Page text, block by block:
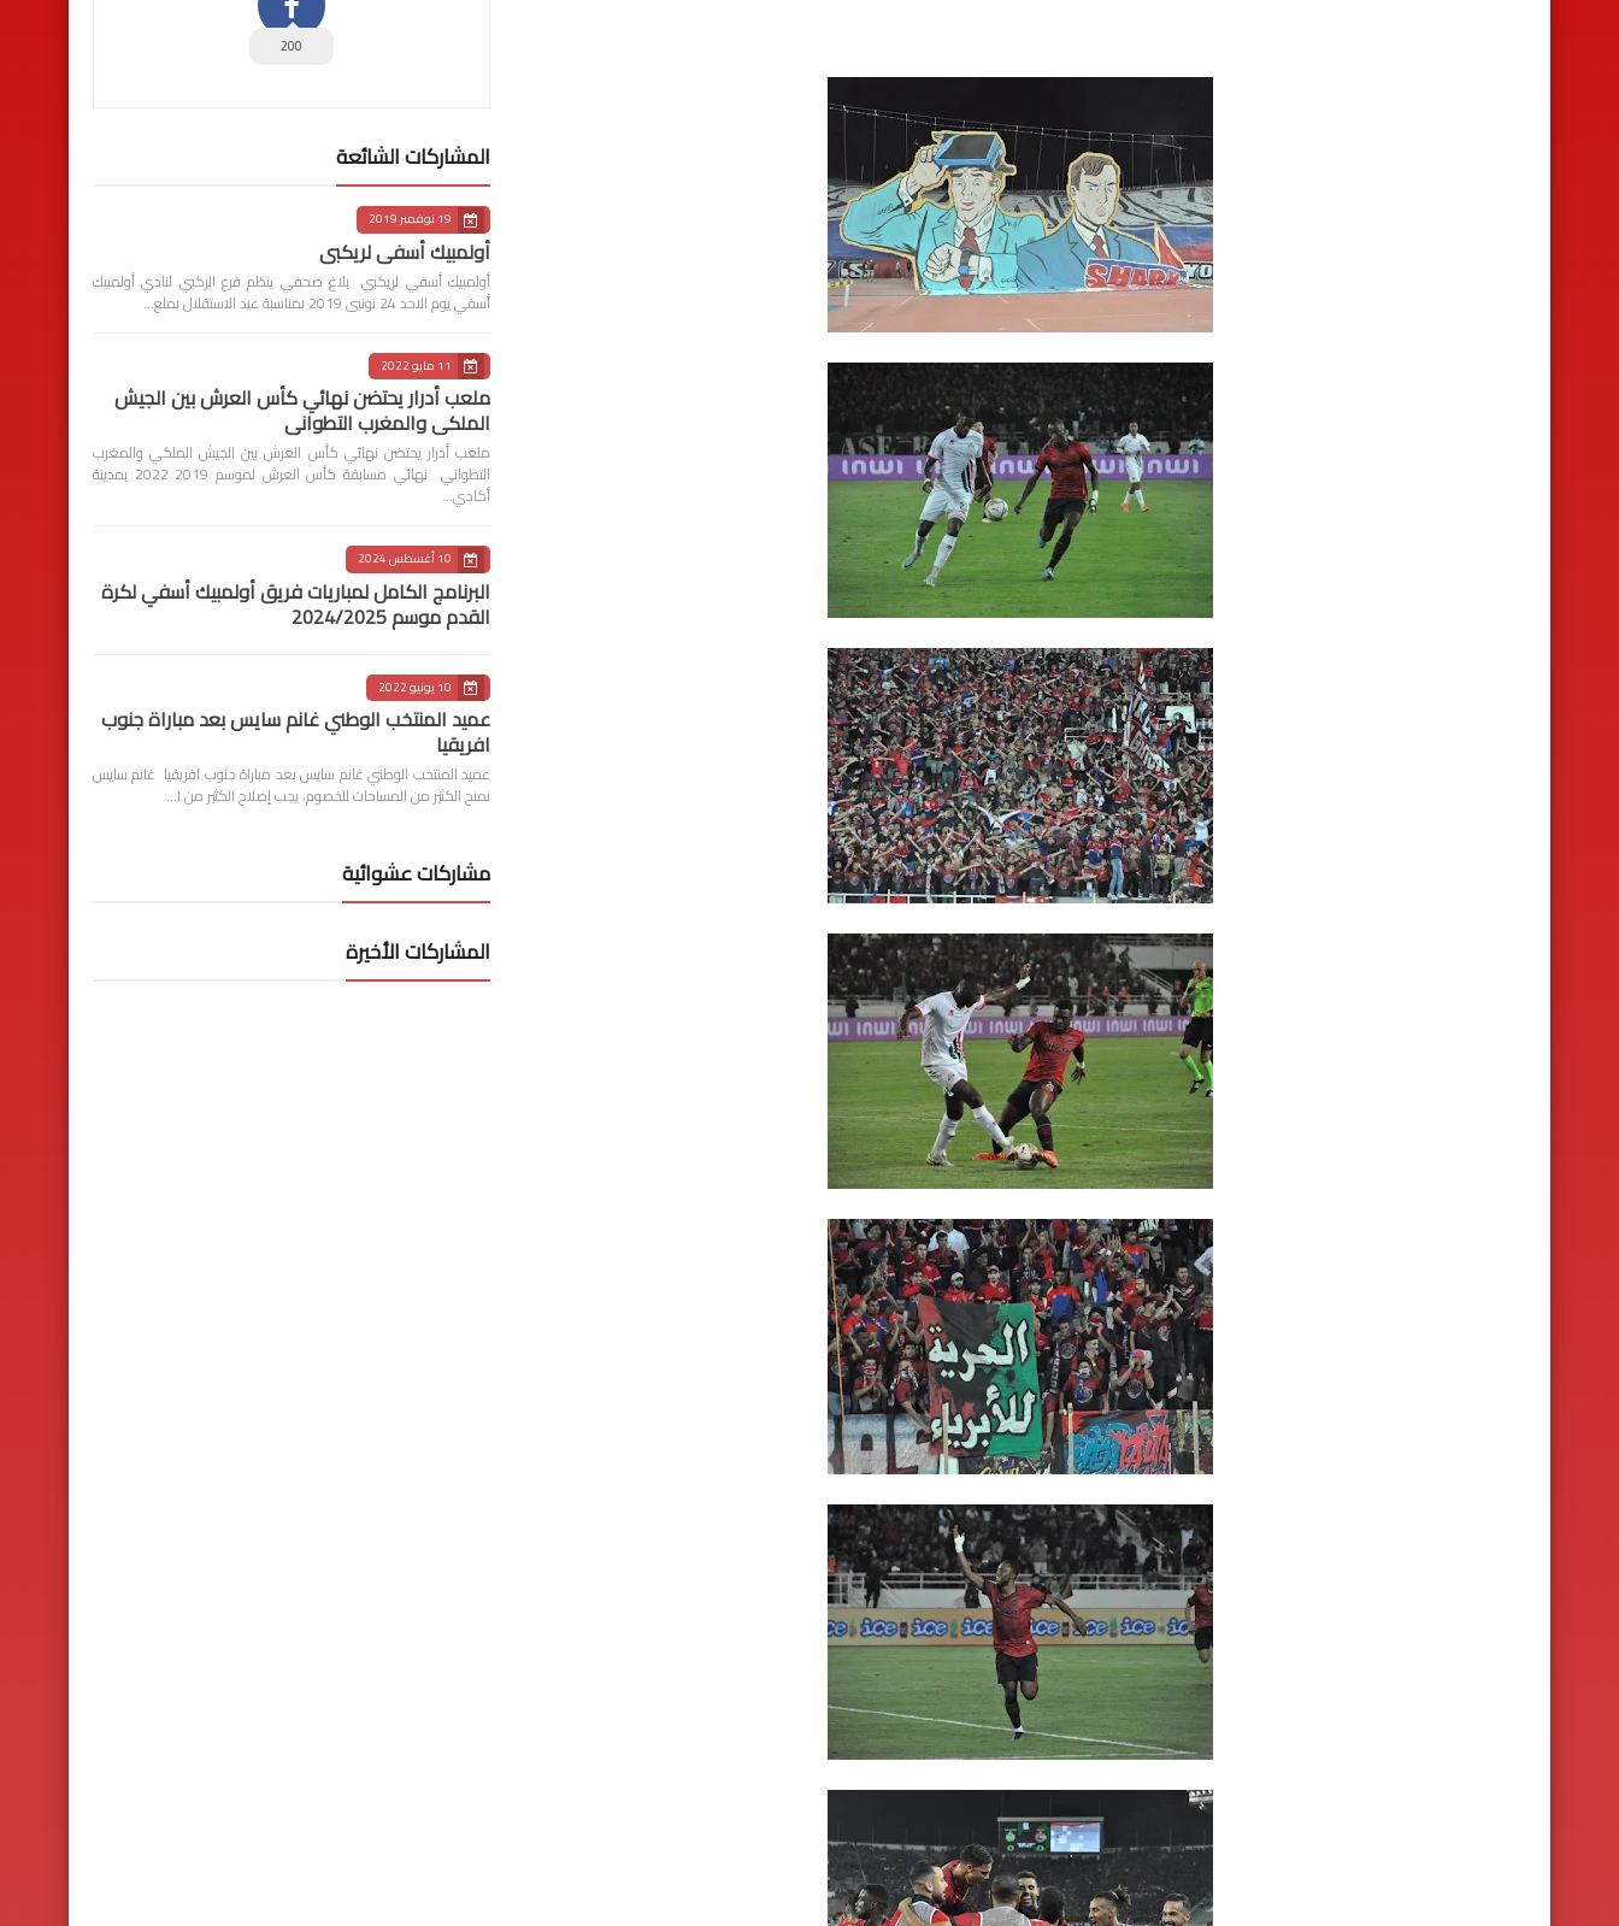
200
المشاركات الشائعة
19 نوفمبر 2019
أولمبيك أسفي لريكبي
أولمبيك أسفي لريكبي بلاغ صحفي ينظم فرع الركبي لنادي أولمبيك
أسفي يوم الاحد 24 نونبى 2019 بمناسبة عيد الاستقلال بملع…
11 مايو 2022
ملعب أدرار يحتضن نهائي كأس العرش بين الجيش
الملكي والمغرب التطواني
ملعب أدرار يحتضن نهائي كأس العرش بين الجيش الملكي والمغرب
التطواني نهائي مسابقة كأس العرش لموسم 2019 2022 بمدينة
أكادي…
10 أغسطس 2024
البرنامج الكامل لمباريات فريق أولمبيك أسفي لكرة
القدم موسم 2024/2025
10 يونيو 2022
عميد المنتخب الوطني غانم سايس بعد مباراة جنوب
افريقيا
عميد المنتخب الوطني غانم سايس بعد مباراة جنوب افريقيا غانم سايس
نمنح الكثير من المساحات للخصوم، يجب إصلاح الكثير من ا…
مشاركات عشوائية
المشاركات الأخيرة